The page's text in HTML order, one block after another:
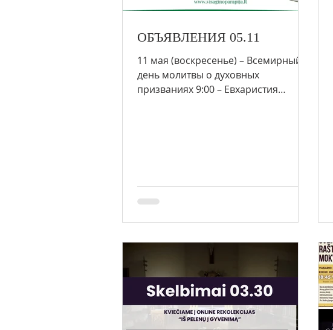
ОБЪЯВЛЕНИЯ 05.11
11 мая (воскресенье) – Всемирный
день молитвы о духовных
призваниях 9:00 – Евхаристия